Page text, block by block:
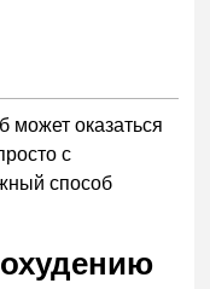
может оказаться
с
способ